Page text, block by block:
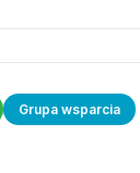
Grupa wsparcia